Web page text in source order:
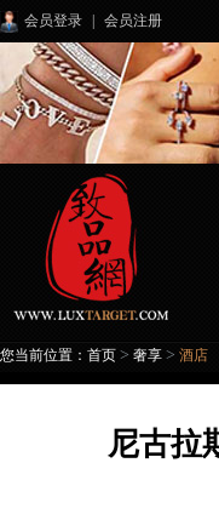
会员登录 会员注册
您当前位置： 首页 > 奢享 > 酒店
尼古拉